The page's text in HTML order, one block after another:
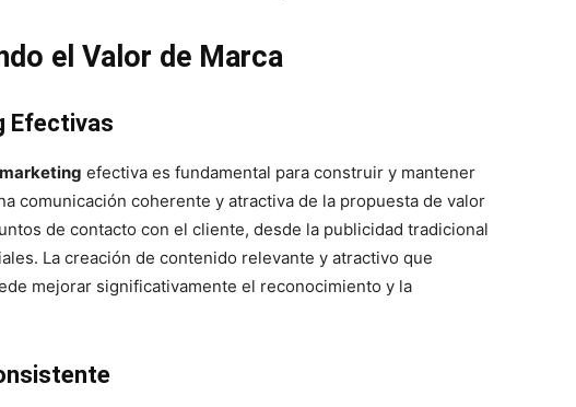
el Valor de Marca
Efectivas
efectiva es fundamental para construir y mantener
comunicación coherente y atractiva de la propuesta de valor
de contacto con el cliente, desde la publicidad tradicional
La creación de contenido relevante y atractivo que
mejorar significativamente el reconocimiento y la